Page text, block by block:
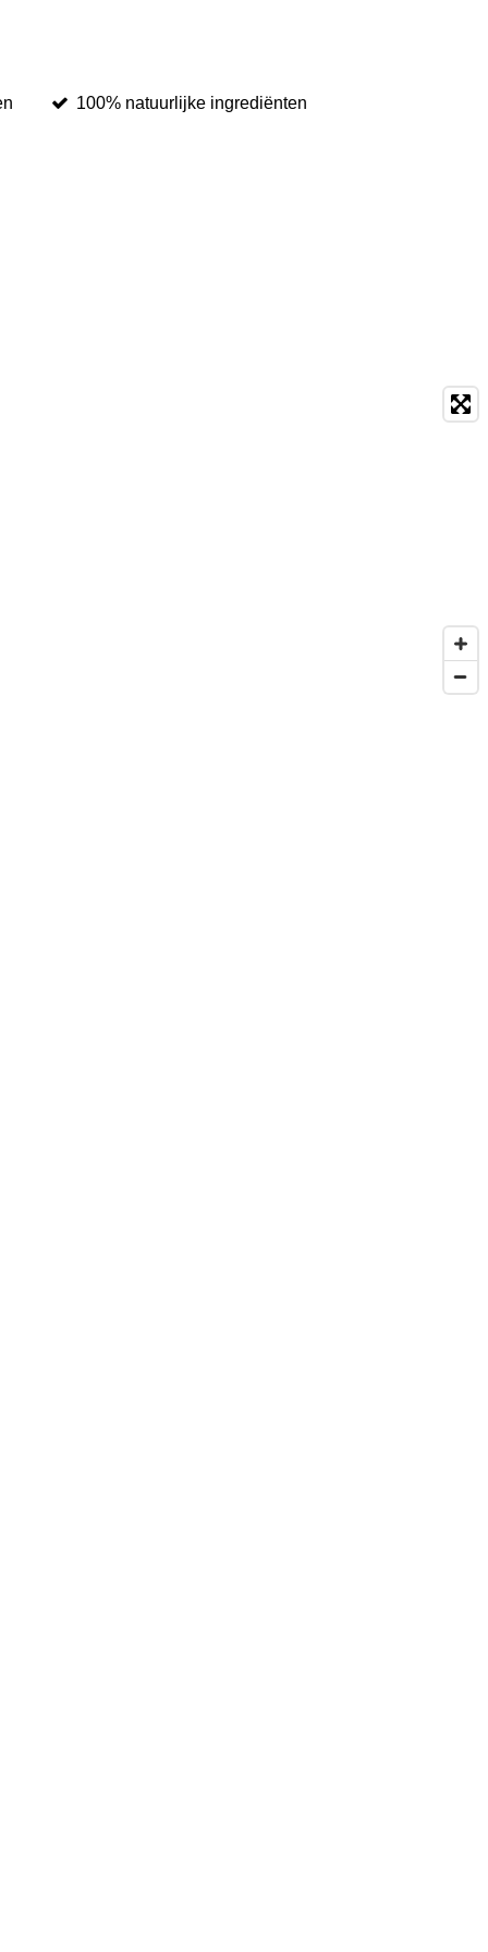
100% natuurlijke ingrediënten